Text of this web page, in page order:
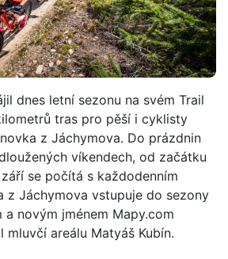
dnes letní sezonu na svém Trail
tras pro pěší i cyklisty
z Jáchymova. Do prázdnin
víkendech, od začátku
se počítá s každodenním
z Jáchymova vstupuje do sezony
novým jménem Mapy.com
mluvčí areálu Matyáš Kubín.